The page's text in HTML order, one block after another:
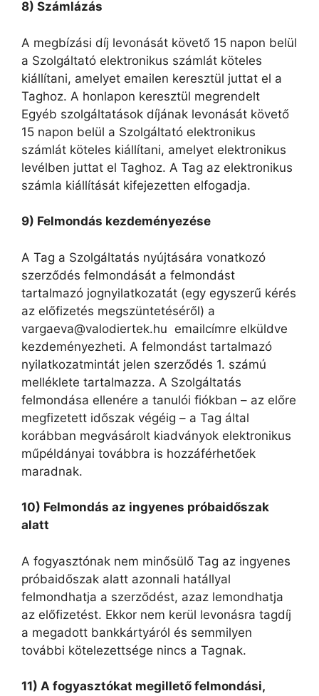
8) Számlázás
A megbízási díj levonását követő 15 napon belül
a Szolgáltató elektronikus számlát köteles
kiállítani, amelyet emailen keresztül juttat el a
Taghoz. A honlapon keresztül megrendelt
Egyéb szolgáltatások díjának levonását követő
15 napon belül a Szolgáltató elektronikus
számlát köteles kiállítani, amelyet elektronikus
levélben juttat el Taghoz. A Tag az elektronikus
számla kiállítását kifejezetten elfogadja.
9) Felmondás kezdeményezése
A Tag a Szolgáltatás nyújtására vonatkozó
szerződés felmondását a felmondást
tartalmazó jognyilatkozatát (egy egyszerű kérés
az előfizetés megszüntetéséről) a
vargaeva@valodiertek.hu emailcímre elküldve
kezdeményezheti. A felmondást tartalmazó
nyilatkozatmintát jelen szerződés 1. számú
melléklete tartalmazza. A Szolgáltatás
felmondása ellenére a tanulói fiókban – az előre
megfizetett időszak végéig – a Tag által
korábban megvásárolt kiadványok elektronikus
műpéldányai továbbra is hozzáférhetőek
maradnak.
10) Felmondás az ingyenes próbaidőszak
alatt
A fogyasztónak nem minősülő Tag az ingyenes
próbaidőszak alatt azonnali hatállyal
felmondhatja a szerződést, azaz lemondhatja
az előfizetést. Ekkor nem kerül levonásra tagdíj
a megadott bankkártyáról és semmilyen
további kötelezettsége nincs a Tagnak.
11) A fogyasztókat megillető felmondási,